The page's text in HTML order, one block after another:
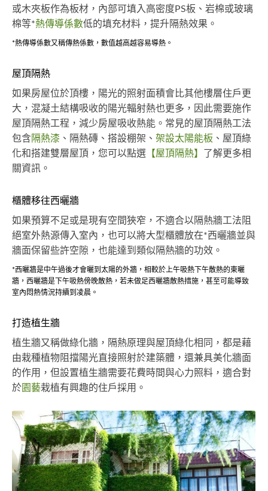
或木夾板作為板材，內部可填入高密度PS板、岩棉或玻璃
棉等*熱傳導係數低的填充材料，提升隔熱效果。
*熱傳導係數又稱傳熱係數，數值越高越容易導熱。
屋頂隔熱
如果房屋位於頂樓，陽光的照射面積會比其他樓層住戶更
大，混凝土結構吸收的陽光輻射熱也更多，因此需要施作
屋頂隔熱工程，減少房屋吸收熱能。常見的屋頂隔熱工法
包含隔熱漆 、隔熱磚、搭設棚架、 架設太陽能板 、屋頂綠
化和搭建雙層屋頂，您可以點選 【屋頂隔熱】
了解更多相
關資訊。
櫃體移往西曬牆
如果預算不足或是現有空間狹窄，不適合以隔熱牆工法阻
絕室外熱源傳入室內，也可以將大型櫃體放在*西曬牆並與
牆面保留些許空隙，也能達到類似隔熱牆的功效。
*西曬牆是中午過後才會曬到太陽的外牆，相較於上午吸熱下午散熱的東曬
牆，西曬牆是下午吸熱傍晚散熱，若未做足西曬牆散熱措施，甚至可能導致
室內悶熱情況持續到凌晨。
打造植生牆
植生牆又稱做綠化牆，隔熱原理與屋頂綠化相同，都是藉
由栽種植物阻擋陽光直接照射於建築體，還兼具美化牆面
的作用，但設置植生牆需要花費時間與心力照料，適合對
於園藝栽植有興趣的住戶採用。